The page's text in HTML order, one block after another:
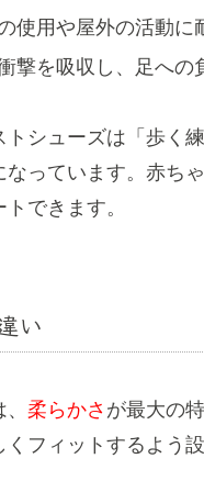
使用や屋外の活動に
撃を吸収し、足への
シューズは「歩く
なっています。赤ち
できます。
い
柔らかさ が最大の
フィットするよう